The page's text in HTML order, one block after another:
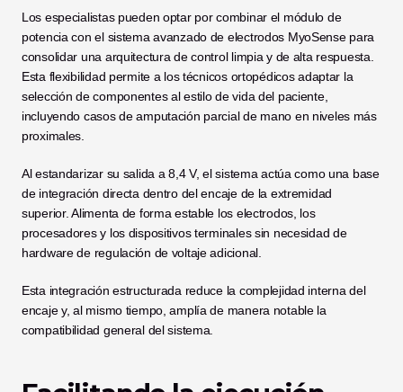
Los especialistas pueden optar por combinar el módulo de
potencia con el sistema avanzado de electrodos MyoSense para
consolidar una arquitectura de control limpia y de alta respuesta.
Esta flexibilidad permite a los técnicos ortopédicos adaptar la
selección de componentes al estilo de vida del paciente,
incluyendo casos de amputación parcial de mano en niveles más
proximales.
Al estandarizar su salida a 8,4 V, el sistema actúa como una base
de integración directa dentro del encaje de la extremidad
superior. Alimenta de forma estable los electrodos, los
procesadores y los dispositivos terminales sin necesidad de
hardware de regulación de voltaje adicional.
Esta integración estructurada reduce la complejidad interna del
encaje y, al mismo tiempo, amplía de manera notable la
compatibilidad general del sistema.